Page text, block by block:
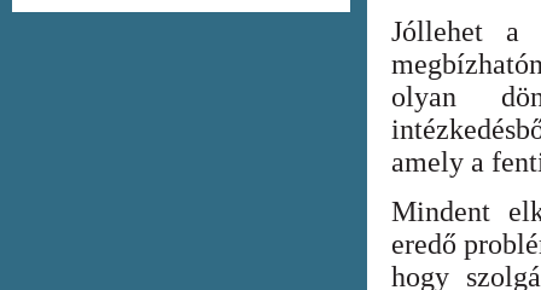
Jóllehet a
olyan
amely a
Mindent
eredő
hogy